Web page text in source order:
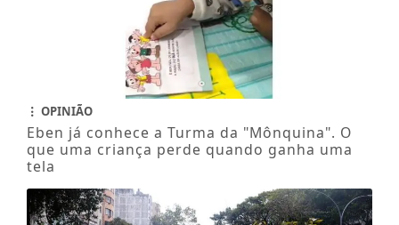
OPINIÃO
Eben já conhece a Turma da "Mônquina". O
que uma criança perde quando ganha uma
tela